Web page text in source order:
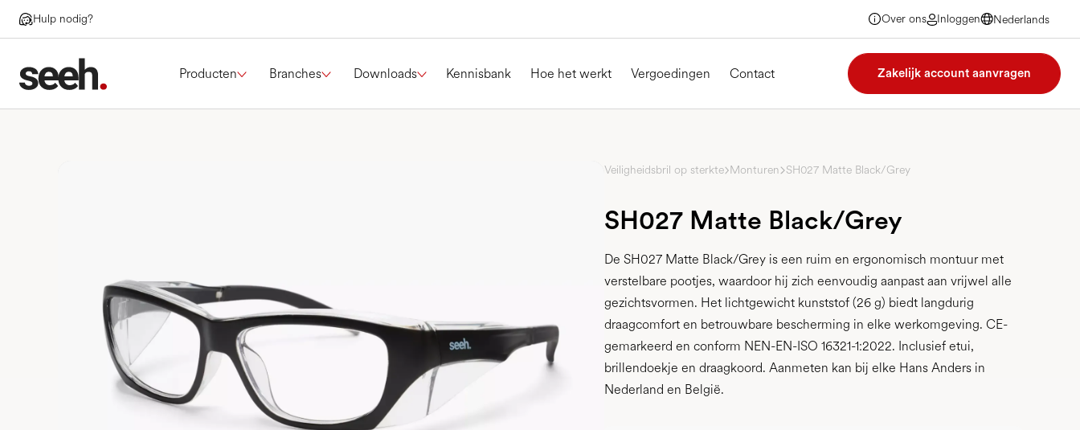
Hulp nodig? Over ons Inloggen
Nederlands
Nederlands
Nederlands
Producten Branches Downloads Kennisbank Hoe het werkt Vergoedingen Contact Zakelijk account aanvragen
Veiligheidsbril op sterkte Monturen SH027 Matte Black/Grey
SH027 Matte Black/Grey
De SH027 Matte Black/Grey is een ruim en ergonomisch montuur met
verstelbare pootjes, waardoor hij zich eenvoudig aanpast aan vrijwel alle
gezichtsvormen. Het lichtgewicht kunststof (26 g) biedt langdurig
draagcomfort en betrouwbare bescherming in elke werkomgeving. CE-
gemarkeerd en conform NEN-EN-ISO 16321-1:2022. Inclusief etui,
brillendoekje en draagkoord. Aanmeten kan bij elke Hans Anders in
Nederland en België.